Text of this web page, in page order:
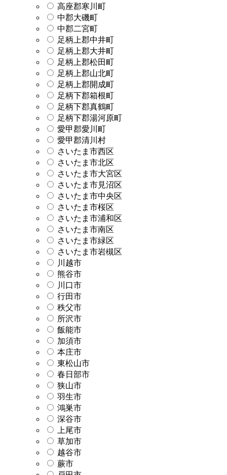
高座郡寒川町
中郡大磯町
中郡二宮町
足柄上郡中井町
足柄上郡大井町
足柄上郡松田町
足柄上郡山北町
足柄上郡開成町
足柄下郡箱根町
足柄下郡真鶴町
足柄下郡湯河原町
愛甲郡愛川町
愛甲郡清川村
さいたま市西区
さいたま市北区
さいたま市大宮区
さいたま市見沼区
さいたま市中央区
さいたま市桜区
さいたま市浦和区
さいたま市南区
さいたま市緑区
さいたま市岩槻区
川越市
熊谷市
川口市
行田市
秩父市
所沢市
飯能市
加須市
本庄市
東松山市
春日部市
狭山市
羽生市
鴻巣市
深谷市
上尾市
草加市
越谷市
蕨市